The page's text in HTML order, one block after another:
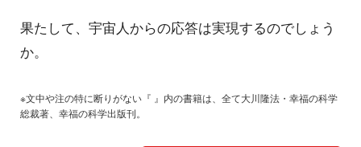
果たして、宇宙人からの応答は実現するのでしょう
か。
※文中や注の特に断りがない『 』内の書籍は、全て大川隆法・幸福の科学
総裁著、幸福の科学出版刊。